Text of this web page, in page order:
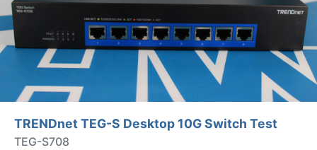
TRENDnet TEG-S Desktop 10G Switch Test
TEG-S708